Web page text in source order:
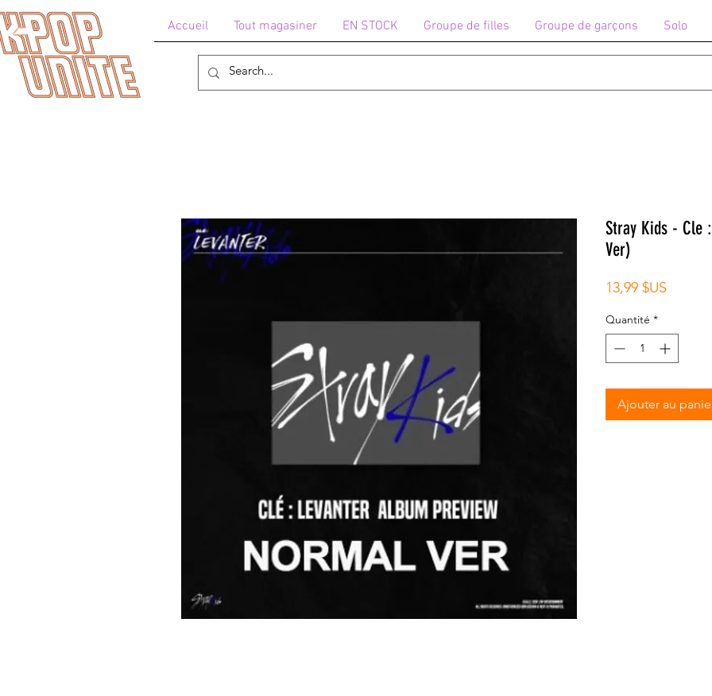
Accueil Tout magasiner EN STOCK Groupe de filles Groupe de garçons Solo
Stray Kids - Cle :
Ver)
13,99 $US
Quantité *
Ajouter au